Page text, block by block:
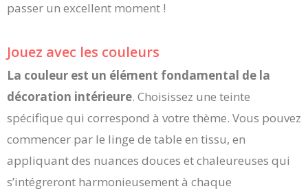
passer un excellent moment !
Jouez avec les couleurs
La couleur est un élément fondamental de la
décoration intérieure. Choisissez une teinte
spécifique qui correspond à votre thème. Vous pouvez
commencer par le linge de table en tissu, en
appliquant des nuances douces et chaleureuses qui
s’intégreront harmonieusement à chaque